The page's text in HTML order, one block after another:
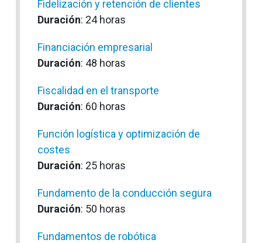
Fidelización y retención de clientes
Duración: 24 horas
Financiación empresarial
Duración: 48 horas
Fiscalidad en el transporte
Duración: 60 horas
Función logística y optimización de
costes
Duración: 25 horas
Fundamento de la conducción segura
Duración: 50 horas
Fundamentos de robótica